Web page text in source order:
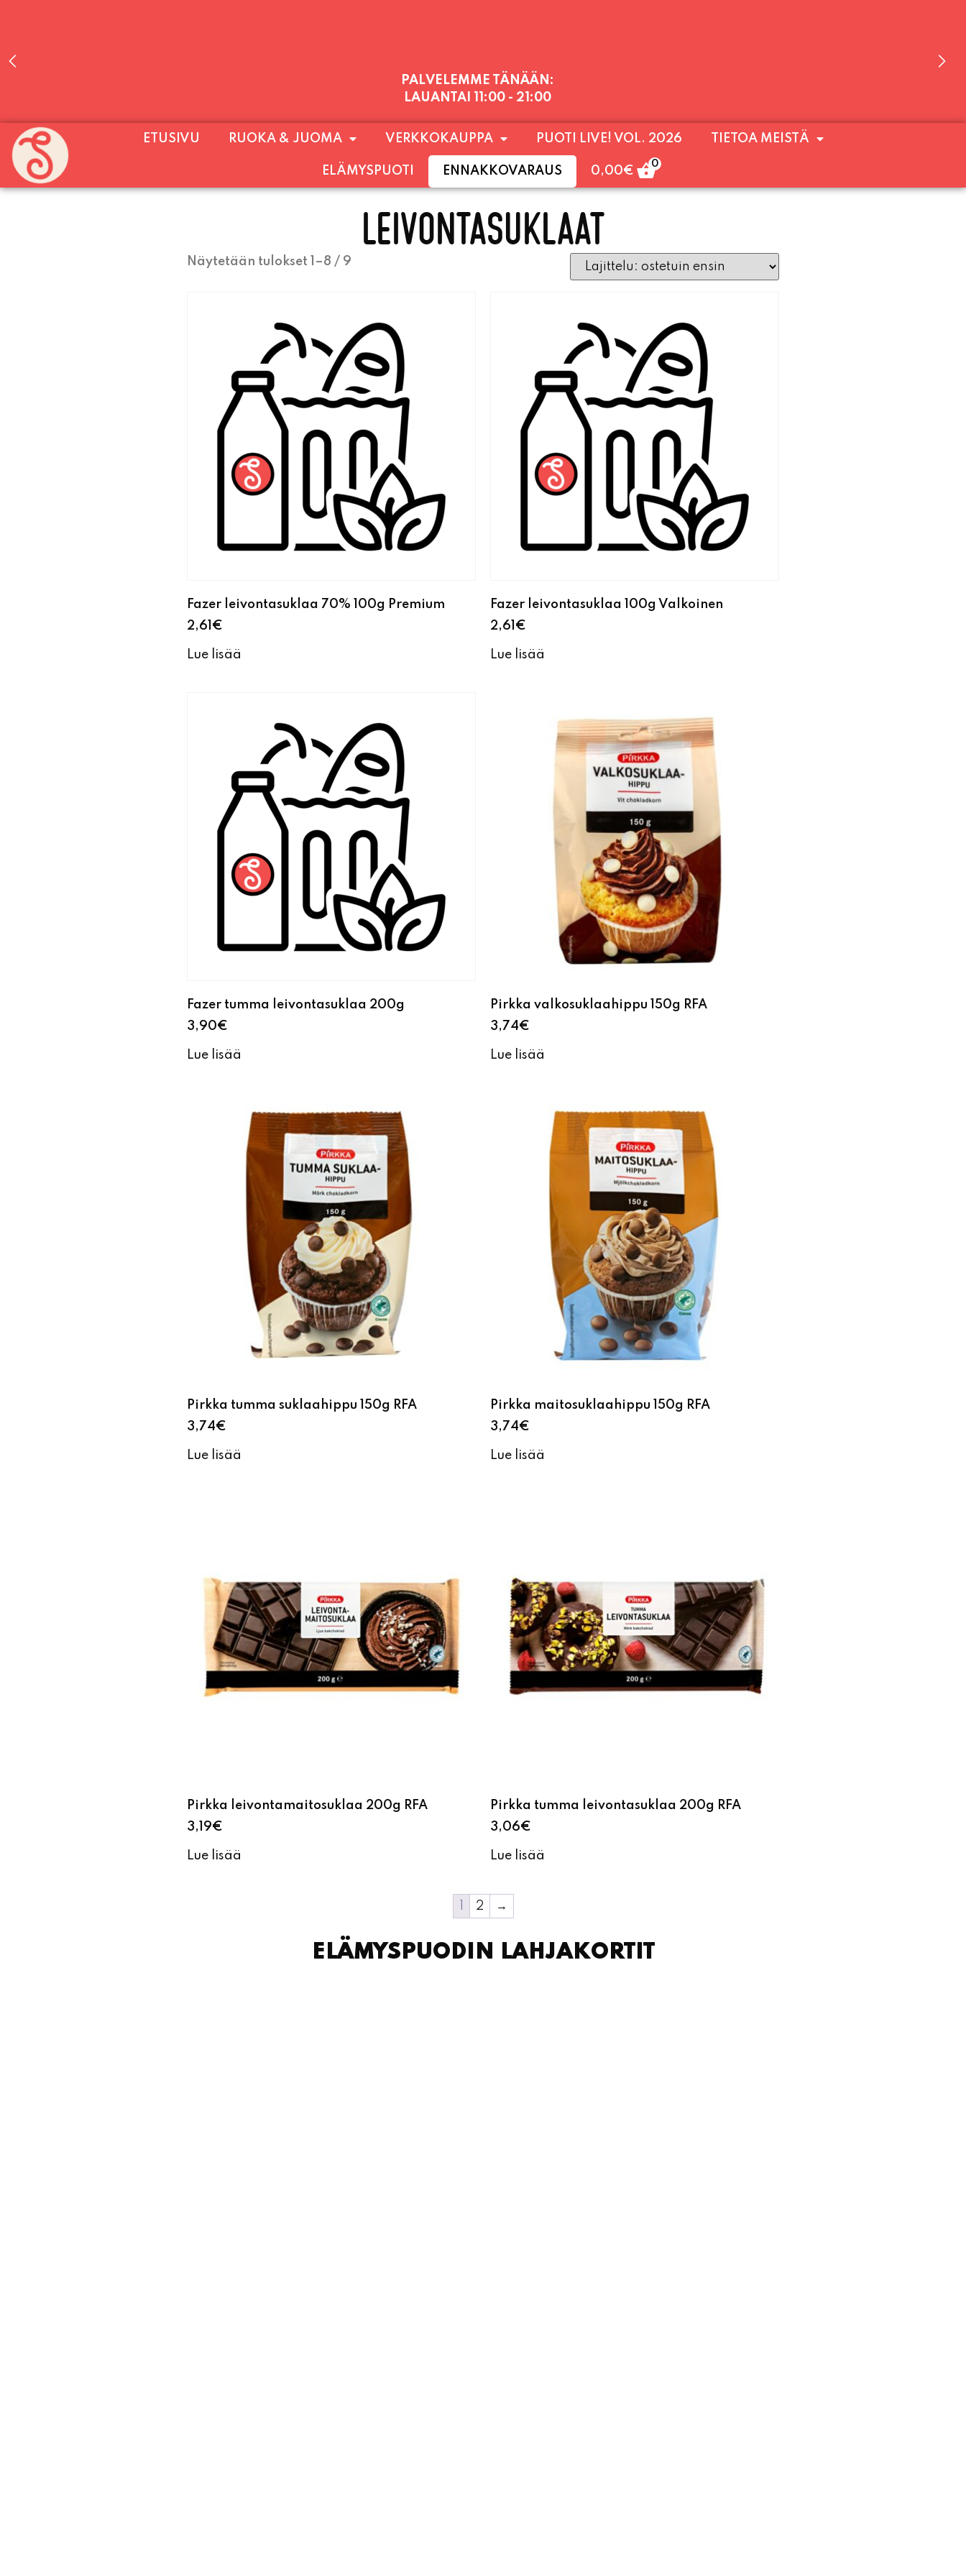
PALVELEMME TÄNÄÄN:
LAUANTAI 11:00 - 21:00
PALVELEMME PÄIVITTÄIN (MA-SU KLO 11-21) SUNNUNTAIHIN 16.8. SAAKKA JONKA JÄLKEEN OLEMME AVOINNA VIIKONLOPPUISIN (PE-
SU) ELOKUUN LOPPUUN ASTI
LÄMPIMÄSTI TERVETULOA!
ETUSIVU RUOKA & JUOMA VERKKOKAUPPA PUOTI LIVE! VOL. 2026 TIETOA MEISTÄ
ELÄMYSPUOTI ENNAKKOVARAUS 0,00€
0
LEIVONTASUKLAAT
Näytetään tulokset 1–8 / 9
Fazer leivontasuklaa 70% 100g Premium
2,61€
Lue lisää
Fazer leivontasuklaa 100g Valkoinen
2,61€
Lue lisää
Fazer tumma leivontasuklaa 200g
3,90€
Lue lisää
Pirkka valkosuklaahippu 150g RFA
3,74€
Lue lisää
Pirkka tumma suklaahippu 150g RFA
3,74€
Lue lisää
Pirkka maitosuklaahippu 150g RFA
3,74€
Lue lisää
Pirkka leivontamaitosuklaa 200g RFA
3,19€
Lue lisää
Pirkka tumma leivontasuklaa 200g RFA
3,06€
Lue lisää
1 2 →
ELÄMYSPUODIN LAHJAKORTIT